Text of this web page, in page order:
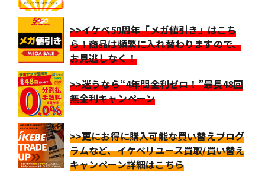
>>イケベ50周年「メガ値引き」はこち
ら！商品は頻繁に入れ替わりますので、
お見逃しなく！
>>迷うなら“4年間金利ゼロ！”最長48回
無金利キャンペーン
>>更にお得に購入可能な買い替えプログ
ラムなど、イケベリユース買取/買い替え
キャンペーン詳細はこちら